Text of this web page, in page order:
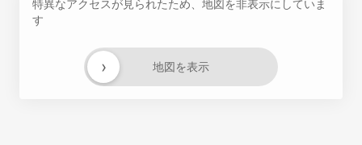
特異なアクセスが見られたため、地図を非表示にしていま
す
地図を表示
›